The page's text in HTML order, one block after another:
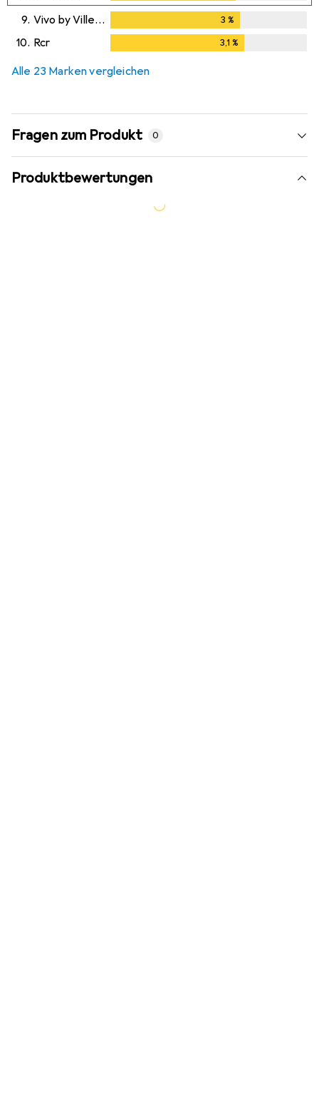
9. Vivo by Villeroy & Boch 3 %
10. Rcr 3,1 %
Alle 23 Marken vergleichen
Fragen zum Produkt 0
Produktbewertungen